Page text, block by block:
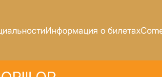
Информация о билетах